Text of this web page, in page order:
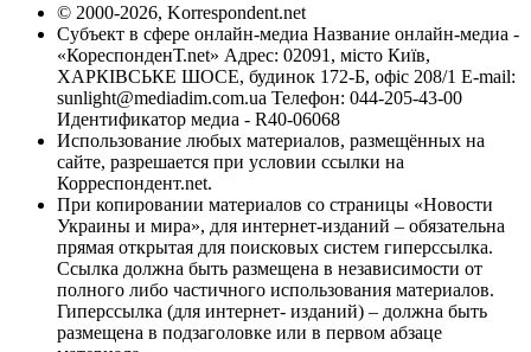
© 2000-2026, Korrespondent.net
Субъект в сфере онлайн-медиа Название онлайн-медиа -
«КореспонденТ.net» Адрес: 02091, місто Київ,
ХАРКІВСЬКЕ ШОСЕ, будинок 172-Б, офіс 208/1 E-mail:
sunlight@mediadim.com.ua Телефон: 044-205-43-00
Идентификатор медиа - R40-06068
Использование любых материалов, размещённых на
сайте, разрешается при условии ссылки на
Корреспондент.net.
При копировании материалов со страницы «Новости
Украины и мира», для интернет-изданий – обязательна
прямая открытая для поисковых систем гиперссылка.
Ссылка должна быть размещена в независимости от
полного либо частичного использования материалов.
Гиперссылка (для интернет- изданий) – должна быть
размещена в подзаголовке или в первом абзаце